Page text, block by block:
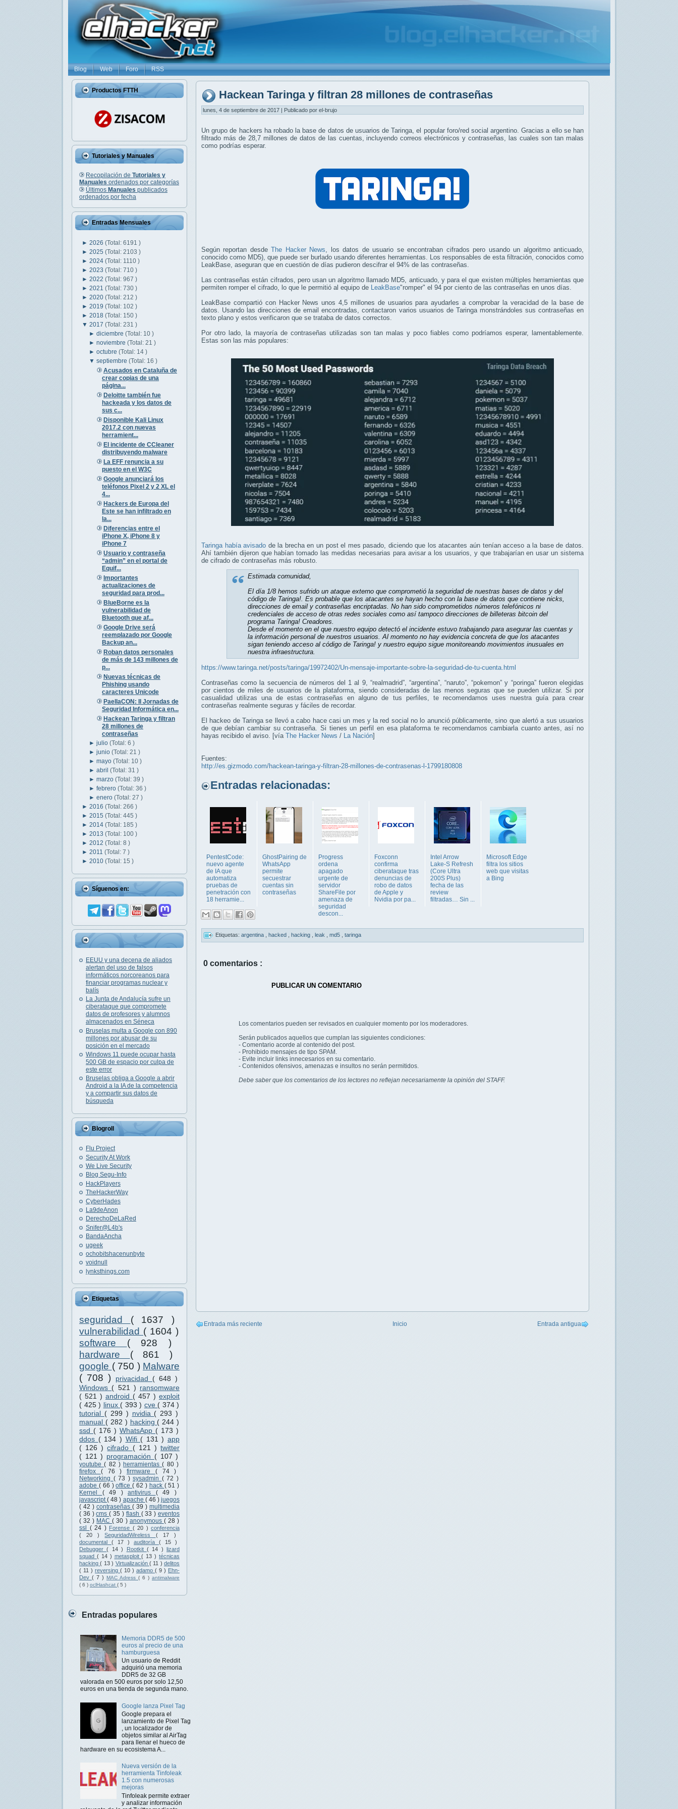
Blog Web Foro RSS
Productos FTTH
Tutoriales y Manuales
Recopilación de Tutoriales y
Manuales ordenados por categorías
Últimos Manuales publicados
ordenados por fecha
Entradas Mensuales
► 2026 (Total: 6191 )
► 2025 (Total: 2103 )
► 2024 (Total: 1110 )
► 2023 (Total: 710 )
► 2022 (Total: 967 )
► 2021 (Total: 730 )
► 2020 (Total: 212 )
► 2019 (Total: 102 )
► 2018 (Total: 150 )
▼ 2017 (Total: 231 )
►diciembre(Total: 10 )
►noviembre(Total: 21 )
►octubre(Total: 14 )
▼septiembre(Total: 16 )
Acusados en Cataluña de
crear copias de una
página...
Deloitte también fue
hackeada y los datos de
sus c...
Disponible Kali Linux
2017.2 con nuevas
herramient...
El incidente de CCleaner
distribuyendo malware
La EFF renuncia a su
puesto en el W3C
Google anunciará los
teléfonos Pixel 2 y 2 XL el
4...
Hackers de Europa del
Este se han infiltrado en
la...
Diferencias entre el
iPhone X, iPhone 8 y
iPhone 7
Usuario y contraseña
“admin” en el portal de
Equif...
Importantes
actualizaciones de
seguridad para prod...
BlueBorne es la
vulnerabilidad de
Bluetooth que af...
Google Drive será
reemplazado por Google
Backup an...
Roban datos personales
de más de 143 millones de
p...
Nuevas técnicas de
Phishing usando
caracteres Unicode
PaellaCON: II Jornadas de
Seguridad Informática en...
Hackean Taringa y filtran
28 millones de
contraseñas
►julio(Total: 6 )
►junio(Total: 21 )
►mayo(Total: 10 )
►abril(Total: 31 )
►marzo(Total: 39 )
►febrero(Total: 36 )
►enero(Total: 27 )
► 2016 (Total: 266 )
► 2015 (Total: 445 )
► 2014 (Total: 185 )
► 2013 (Total: 100 )
► 2012 (Total: 8 )
► 2011 (Total: 7 )
► 2010 (Total: 15 )
Síguenos en:
EEUU y una decena de aliados
alertan del uso de falsos
informáticos norcoreanos para
financiar programas nuclear y
balís
La Junta de Andalucía sufre un
ciberataque que compromete
datos de profesores y alumnos
almacenados en Séneca
Bruselas multa a Google con 890
millones por abusar de su
posición en el mercado
Windows 11 puede ocupar hasta
500 GB de espacio por culpa de
este error
Bruselas obliga a Google a abrir
Android a la IA de la competencia
y a compartir sus datos de
búsqueda
Blogroll
Flu Project
Security At Work
We Live Security
Blog Segu-Info
HackPlayers
TheHackerWay
CyberHades
La9deAnon
DerechoDeLaRed
Snifer@L4b's
BandaAncha
ugeek
ochobitshacenunbyte
voidnull
lynksthings.com
Etiquetas
seguridad ( 1637 )
vulnerabilidad ( 1604 )
software ( 928 )
hardware ( 861 )
google ( 750 ) Malware
( 708 )
privacidad ( 648 )
Windows ( 521 ) ransomware
( 521 ) android ( 457 ) exploit
( 425 ) linux ( 393 ) cve ( 374 )
tutorial ( 299 ) nvidia ( 293 )
manual ( 282 ) hacking ( 244 )
ssd ( 176 ) WhatsApp ( 173 )
ddos ( 134 ) Wifi ( 131 ) app
( 126 )cifrado ( 121 )twitter
( 121 ) programación ( 107 )
youtube( 82 ) herramientas( 80 )
firefox ( 76 ) firmware ( 74 )
Networking ( 73 ) sysadmin ( 72 )
adobe ( 66 )office( 62 ) hack ( 51 )
Kernel ( 49 ) antivirus ( 49 )
javascript( 48 ) apache ( 46 ) juegos
( 42 ) contraseñas ( 39 ) multimedia
( 36 )cms( 35 ) flash ( 33 )eventos
( 32 ) MAC( 30 ) anonymous ( 28 )
ssl ( 24 ) Forense ( 20 ) conferencia
( 20 )SeguridadWireless ( 17 )
documental ( 17 ) auditoría ( 15 )
Debugger( 14 ) Rootkit ( 14 ) lizard
squad ( 14 ) metasploit( 13 ) técnicas
hacking( 13 ) Virtualización ( 11 ) delitos
( 11 ) reversing ( 10 ) adamo ( 9 ) Ehn-
Dev ( 7 ) MAC Adress ( 6 ) antimalware
( 6 ) oclHashcat ( 5 )
Entradas populares
Memoria DDR5 de 500
euros al precio de una
hamburguesa
Un usuario de Reddit
adquirió una memoria
DDR5 de 32 GB
valorada en 500 euros por solo 12,50
euros en una tienda de segunda mano.
Google lanza Pixel Tag
Google prepara el
lanzamiento de Pixel Tag
, un localizador de
objetos similar al AirTag
para llenar el hueco de
hardware en su ecosistema A...
Nueva versión de la
herramienta Tinfoleak
1.5 con numerosas
mejoras
Tinfoleak permite extraer
y analizar información
Hackean Taringa y filtran 28 millones de contraseñas
lunes, 4 de septiembre de 2017 | Publicado por el-brujo
Un grupo de hackers ha robado la base de datos de usuarios de Taringa, el popular foro/red social argentino. Gracias a ello se han
filtrado más de 28,7 millones de datos de las cuentas, incluyendo correos electrónicos y contraseñas, las cuales son tan malas
como podrías esperar.
Según reportan desdeThe Hacker News , los datos de usuario se encontraban cifrados pero usando un algoritmo anticuado,
conocido como MD5), que puede ser burlado usando diferentes herramientas. Los responsables de esta filtración, conocidos como
LeakBase, aseguran que en cuestión de días pudieron descifrar el 94% de las contraseñas.
Las contraseñas están cifrados, pero usan un algoritmo llamado MD5, anticuado, y para el que existen múltiples herramientas que
permiten romper el cifrado, lo que le permitió al equipo de
LeakBase"romper" el 94 por ciento de las contraseñas en unos días.
LeakBase compartió con Hacker News unos 4,5 millones de usuarios para ayudarles a comprobar la veracidad de la base de
datos. Usando las direcciones de email encontradas, contactaron varios usuarios de Taringa monstrándoles sus contraseñas en
texto plano y estos verificaron que se trataba de datos correctos.
Por otro lado, la mayoría de contraseñas utilizadas son tan malas y poco fiables como podríamos esperar, lamentablemente.
Estas son las más populares:
Taringa había avisado de la brecha en un post el mes pasado, diciendo que los atacantes aún tenían acceso a la base de datos.
Ahí también dijeron que habían tomado las medidas necesarias para avisar a los usuarios, y que trabajarían en usar un sistema
de cifrado de contraseñas más robusto.
Estimada comunidad,
El día 1/8 hemos sufrido un ataque externo que comprometió la seguridad de nuestras bases de datos y del
código de Taringa!. Es probable que los atacantes se hayan hecho con la base de datos que contiene nicks,
direcciones de email y contraseñas encriptadas. No han sido comprometidos números telefónicos ni
credenciales de acceso de otras redes sociales como así tampoco direcciones de billeteras bitcoin del
programa Taringa! Creadores.
Desde el momento en el que nuestro equipo detectó el incidente estuvo trabajando para asegurar las cuentas y
la información personal de nuestros usuarios. Al momento no hay evidencia concreta de que los atacantes
sigan teniendo acceso al código de Taringa! y nuestro equipo sigue monitoreando movimientos inusuales en
nuestra infraestructura.
https://www.taringa.net/posts/taringa/19972402/Un-mensaje-importante-sobre-la-seguridad-de-tu-cuenta.html
Contraseñas como la secuencia de números del 1 al 9, “realmadrid”, “argentina”, “naruto”, “pokemon” y “poringa” fueron elegidas
por cientos de miles de usuarios de la plataforma, siendo consideradas de las menos seguras que se pueden utilizar. Si por
casualidad utilizas una de estas contraseñas en alguno de tus perfiles, te recomendamos uses nuestra guía para crear
contraseñas realmente seguras y fáciles de recordar.
El hackeo de Taringa se llevó a cabo hace casi un mes y la red social no lo anunció públicamente, sino que alertó a sus usuarios
de que debían cambiar su contraseña. Si tienes un perfil en esa plataforma te recomendamos cambiarla cuanto antes, así no
hayas recibido el aviso. [vía The Hacker News / La Nación]
Fuentes:
http://es.gizmodo.com/hackean-taringa-y-filtran-28-millones-de-contrasenas-l-1799180808
Entradas relacionadas:
PentestCode:
nuevo agente
de IA que
automatiza
pruebas de
penetración con
18 herramie...
GhostPairing de
WhatsApp
permite
secuestrar
cuentas sin
contraseñas
Progress
ordena
apagado
urgente de
servidor
ShareFile por
amenaza de
seguridad
descon...
Foxconn
confirma
ciberataque tras
denuncias de
robo de datos
de Apple y
Nvidia por pa...
Intel Arrow
Lake-S Refresh
(Core Ultra
200S Plus)
fecha de las
review
filtradas… Sin ...
Microsoft Edge
filtra los sitios
web que visitas
a Bing
Etiquetas: argentina hacked hacking leak md5 taringa
0 comentarios :
PUBLICAR UN COMENTARIO
Los comentarios pueden ser revisados en cualquier momento por los moderadores.
Serán publicados aquellos que cumplan las siguientes condiciones:
- Comentario acorde al contenido del post.
- Prohibido mensajes de tipo SPAM.
- Evite incluir links innecesarios en su comentario.
- Contenidos ofensivos, amenazas e insultos no serán permitidos.
Debe saber que los comentarios de los lectores no reflejan necesariamente la opinión del STAFF.
Entrada más reciente Entrada antigua
Inicio